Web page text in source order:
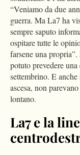
“Veniamo da due
guerra. Ma La7 ha
sempre saputo
ospitare tutte le
farsene una
potuto prevedere
settembrino. E
ascesa, non
lontano.
La7 e la